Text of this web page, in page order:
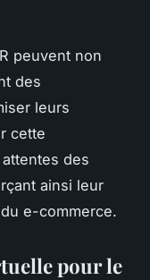
peuvent non
des
leurs
cette
des
ainsi leur
e-commerce.
pour le